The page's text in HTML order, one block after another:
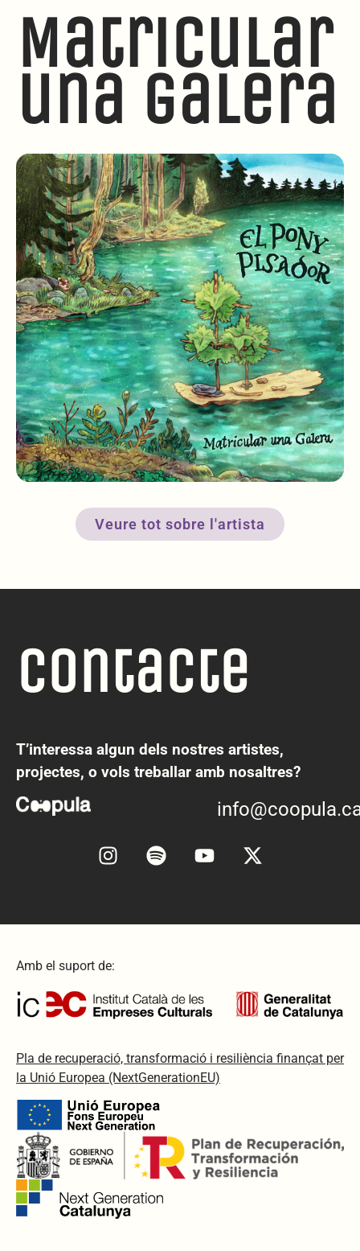
Matricular
una galera
Veure tot sobre l'artista
Contacte
T’interessa algun dels nostres artistes,
projectes, o vols treballar amb nosaltres?
Amb el suport de:
Pla de recuperació, transformació i resiliència finançat per
la Unió Europea (NextGenerationEU)